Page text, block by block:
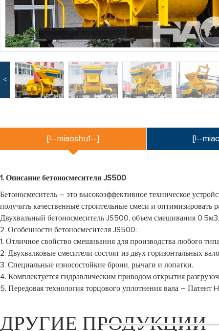
<
[!--miaoshu1--] [!--
1. Описание бетоносмесителя JS500
Бетоносмеситель – это высокоэффективное техническое
получить качественные строительные смеси и оптимизировать
Двухвальный бетоносмеситель JS500, объем смешивания
2. Особенности бетоносмесителя JS500:
1. Отличное свойство смешивания для производства любого
2. Двухвалковые смесители состоят из двух горизонтальных
3. Специальные износостойкие брони, рычаги и лопатки.
4. Комплектуется гидравлическим приводом открытия
5. Передовая технология торцового уплотнения вала – Патент
ДРУГИЕ ПРОДУКЦИИ